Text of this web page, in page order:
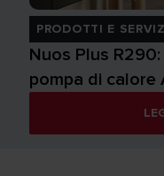
PRODOTTI E
Nuos Plus
pompa di calore